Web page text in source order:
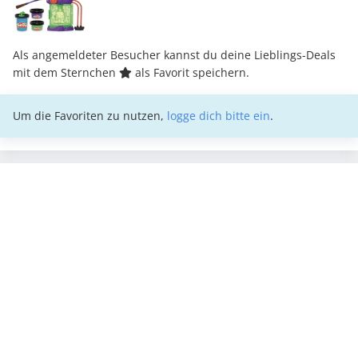
Als angemeldeter Besucher kannst du deine Lieblings-Deals
mit dem Sternchen
als Favorit speichern.
Um die Favoriten zu nutzen, logge dich bitte ein.